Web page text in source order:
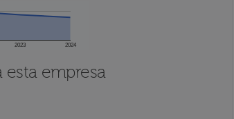
2023 2024
esta empresa